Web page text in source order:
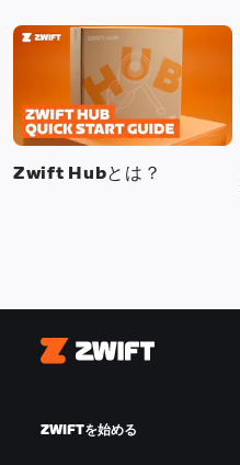
Zwift Hubとは？
Zwift
ZWIFTを始める